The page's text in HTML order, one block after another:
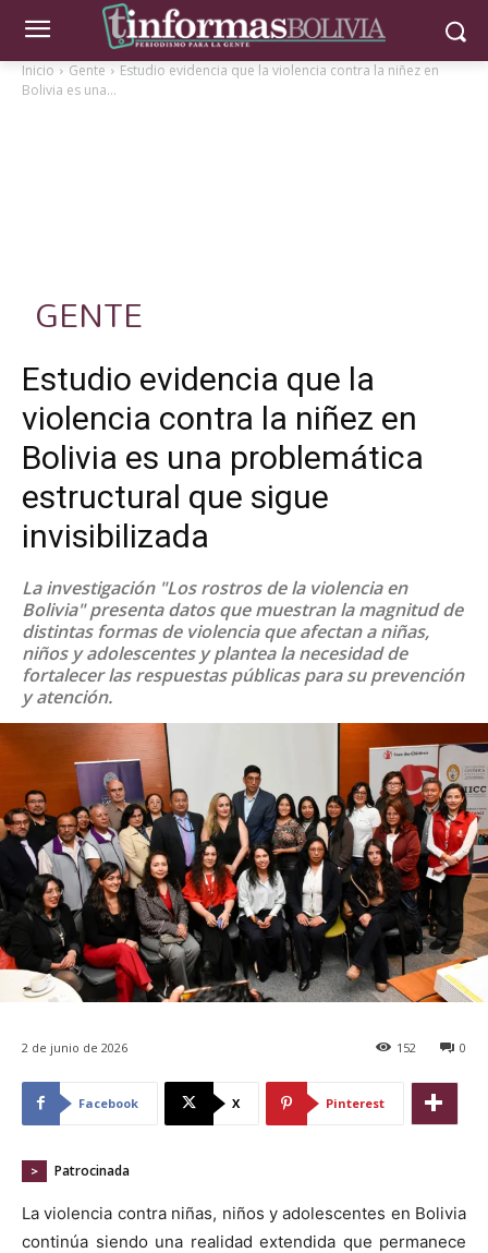
Inicio Gente
Estudio evidencia que la violencia contra la niñez en
Bolivia es una...
GENTE
Estudio evidencia que la
violencia contra la niñez en
Bolivia es una problemática
estructural que sigue
invisibilizada
La investigación "Los rostros de la violencia en
Bolivia" presenta datos que muestran la magnitud de
distintas formas de violencia que afectan a niñas,
niños y adolescentes y plantea la necesidad de
fortalecer las respuestas públicas para su prevención
y atención.
2 de junio de 2026 0
152
Facebook X Pinterest
> Patrocinada
La violencia contra niñas, niños y adolescentes en Bolivia
continúa siendo una realidad extendida que permanece